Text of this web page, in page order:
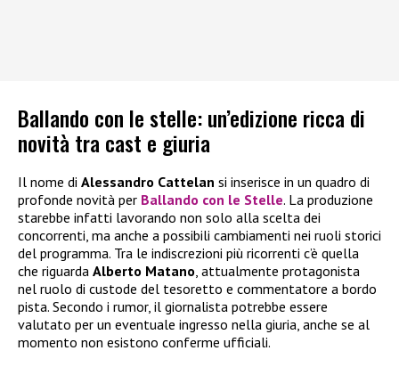
Ballando con le stelle: un’edizione ricca di
novità tra cast e giuria
Il nome di Alessandro Cattelan si inserisce in un quadro di
profonde novità per Ballando con le Stelle. La produzione
starebbe infatti lavorando non solo alla scelta dei
concorrenti, ma anche a possibili cambiamenti nei ruoli storici
del programma. Tra le indiscrezioni più ricorrenti c’è quella
che riguarda Alberto Matano , attualmente protagonista
nel ruolo di custode del tesoretto e commentatore a bordo
pista. Secondo i rumor, il giornalista potrebbe essere
valutato per un eventuale ingresso nella giuria, anche se al
momento non esistono conferme ufficiali.